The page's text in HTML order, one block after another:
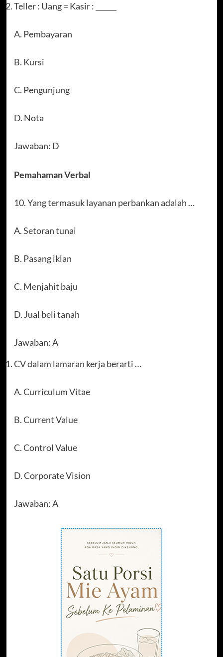
Teller : Uang = Kasir : ______
A. Pembayaran
B. Kursi
C. Pengunjung
D. Nota
Jawaban: D
Pemahaman Verbal
10. Yang termasuk layanan perbankan adalah …
A. Setoran tunai
B. Pasang iklan
C. Menjahit baju
D. Jual beli tanah
Jawaban: A
CV dalam lamaran kerja berarti …
A. Curriculum Vitae
B. Current Value
C. Control Value
D. Corporate Vision
Jawaban: A